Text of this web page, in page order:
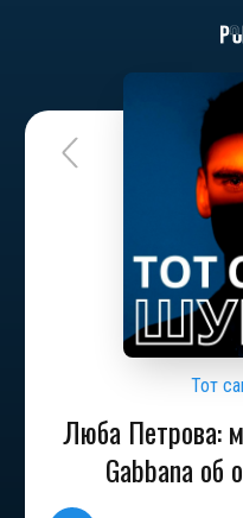
Тот
Люба Петрова:
Gabbana об